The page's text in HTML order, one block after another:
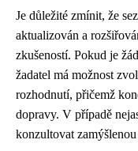
Je důležité zmínit, že
aktualizován a
zkušeností. Pokud je
žadatel má možnost
rozhodnutí, přičemž
dopravy. V případě
konzultovat